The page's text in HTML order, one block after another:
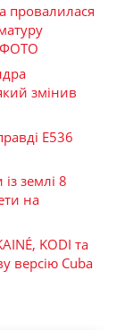
провалилася
ФОТО
змінив
Е536
землі 8
на
KODI та
версію Cuba